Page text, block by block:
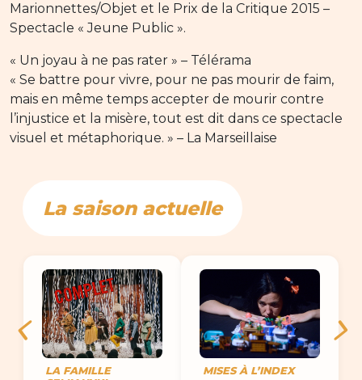
Marionnettes/Objet et le Prix de la Critique 2015 –
Spectacle « Jeune Public ».
« Un joyau à ne pas rater » – Télérama
« Se battre pour vivre, pour ne pas mourir de faim,
mais en même temps accepter de mourir contre
l’injustice et la misère, tout est dit dans ce spectacle
visuel et métaphorique. » – La Marseillaise
La saison actuelle
LA FAMILLE
MISES À L’INDEX